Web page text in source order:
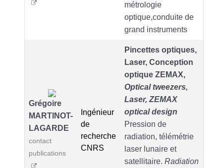
métrologie
optique,conduite de
grand instruments
Grégoire
MARTINOT-
LAGARDE
contact
publications
Ingénieur
de
recherche
CNRS
Pincettes optiques,
Laser, Conception
optique ZEMAX,
Optical tweezers,
Laser, ZEMAX
optical design
Pression de
radiation, télémétrie
laser lunaire et
satellitaire. Radiation